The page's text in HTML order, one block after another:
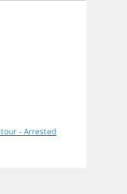
- Arrested